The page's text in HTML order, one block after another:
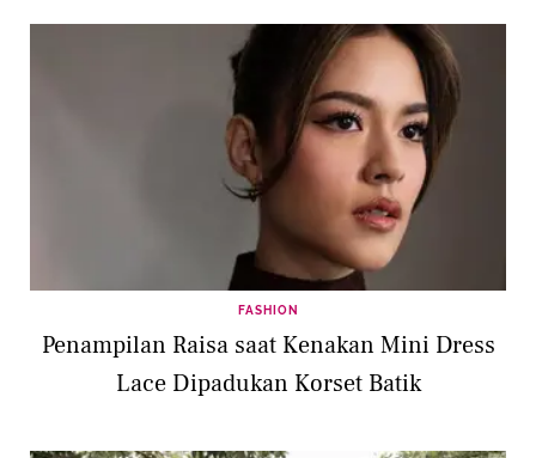
FASHION
Penampilan Raisa saat Kenakan Mini Dress
Lace Dipadukan Korset Batik